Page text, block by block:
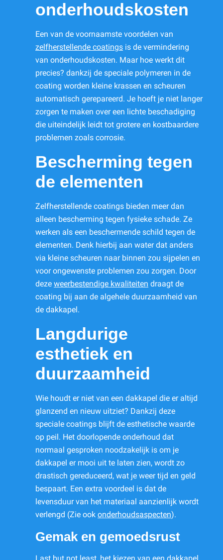
onderhoudskosten
Een van de voornaamste voordelen van
zelfherstellende coatings is de vermindering
van onderhoudskosten. Maar hoe werkt dit
precies? dankzij de speciale polymeren in de
coating worden kleine krassen en scheuren
automatisch gerepareerd. Je hoeft je niet langer
zorgen te maken over een lichte beschadiging
die uiteindelijk leidt tot grotere en kostbaardere
problemen zoals corrosie.
Bescherming tegen
de elementen
Zelfherstellende coatings bieden meer dan
alleen bescherming tegen fysieke schade. Ze
werken als een beschermende schild tegen de
elementen. Denk hierbij aan water dat anders
via kleine scheuren naar binnen zou sijpelen en
voor ongewenste problemen zou zorgen. Door
deze weerbestendige kwaliteiten draagt de
coating bij aan de algehele duurzaamheid van
de dakkapel.
Langdurige
esthetiek en
duurzaamheid
Wie houdt er niet van een dakkapel die er altijd
glanzend en nieuw uitziet? Dankzij deze
speciale coatings blijft de esthetische waarde
op peil. Het doorlopende onderhoud dat
normaal gesproken noodzakelijk is om je
dakkapel er mooi uit te laten zien, wordt zo
drastisch gereduceerd, wat je weer tijd en geld
bespaart. Een extra voordeel is dat de
levensduur van het materiaal aanzienlijk wordt
verlengd (Zie ook onderhoudsaspecten).
Gemak en gemoedsrust